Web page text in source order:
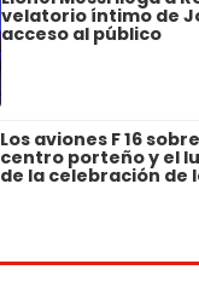
velatorio íntimo de
acceso al público
Los aviones F 16
centro porteño y el
de la celebración de